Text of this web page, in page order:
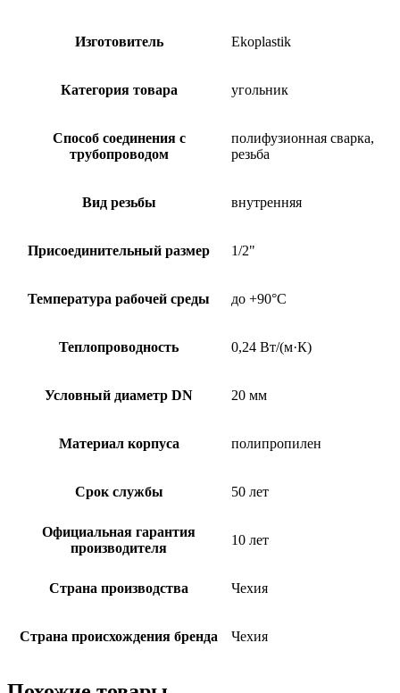
Изготовитель Ekoplastik
Категория товара угольник
Способ соединения с
трубопроводом
полифузионная сварка,
резьба
Вид резьбы внутренняя
Присоединительный размер 1/2"
Температура рабочей среды до +90°C
Теплопроводность 0,24 Вт/(м·К)
Условный диаметр DN 20 мм
Материал корпуса полипропилен
Срок службы 50 лет
Официальная гарантия
производителя
10 лет
Страна производства Чехия
Страна происхождения бренда Чехия